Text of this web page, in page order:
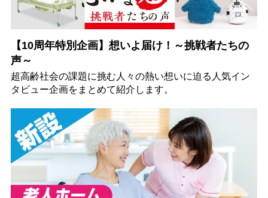
【10周年特別企画】想いよ届け！～挑戦者たちの
声～
超高齢社会の課題に挑む人々の熱い想いに迫る人気イン
タビュー企画をまとめて紹介します。